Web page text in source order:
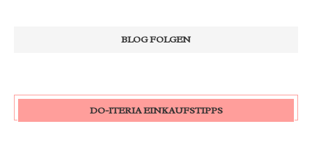
DO-ITERIA EINKAUFSTIPPS